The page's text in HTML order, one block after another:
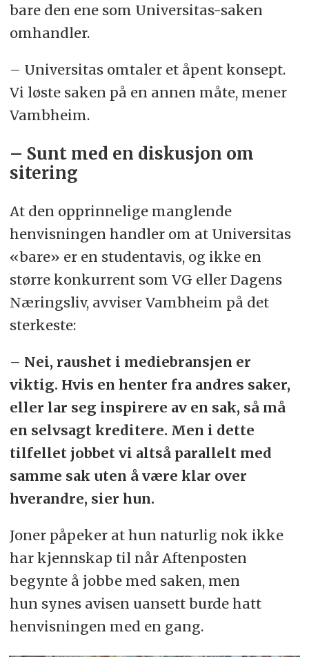
bare den ene som Universitas-saken
omhandler.
– Universitas omtaler et åpent konsept.
Vi løste saken på en annen måte, mener
Vambheim.
– Sunt med en diskusjon om
sitering
At den opprinnelige manglende
henvisningen handler om at Universitas
«bare» er en studentavis, og ikke en
større konkurrent som VG eller Dagens
Næringsliv, avviser Vambheim på det
sterkeste:
– Nei, raushet i mediebransjen er
viktig. Hvis en henter fra andres saker,
eller lar seg inspirere av en sak, så må
en selvsagt kreditere. Men i dette
tilfellet jobbet vi altså parallelt med
samme sak uten å være klar over
hverandre, sier hun.
Joner påpeker at hun naturlig nok ikke
har kjennskap til når Aftenposten
begynte å jobbe med saken, men
hun synes avisen uansett burde hatt
henvisningen med en gang.